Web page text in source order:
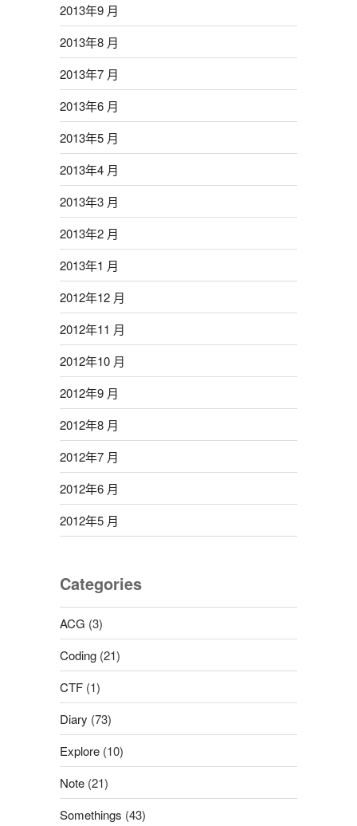
2013年9 月
2013年8 月
2013年7 月
2013年6 月
2013年5 月
2013年4 月
2013年3 月
2013年2 月
2013年1 月
2012年12 月
2012年11 月
2012年10 月
2012年9 月
2012年8 月
2012年7 月
2012年6 月
2012年5 月
Categories
ACG (3)
Coding(21)
CTF(1)
Diary (73)
Explore(10)
Note(21)
Somethings (43)